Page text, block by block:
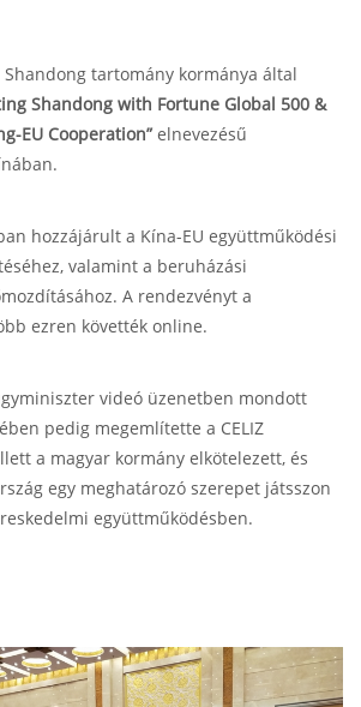
tartomány kormánya által
Shandong with Fortune Global 500 &
EU Cooperation” elnevezésű
hozzájárult a Kína-EU együttműködési
valamint a beruházási
A rendezvényt a
ezren követték online.
videó üzenetben mondott
pedig megemlítette a CELIZ
a magyar kormány elkötelezett, és
egy meghatározó szerepet játsszon
együttműködésben.